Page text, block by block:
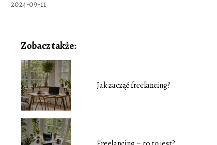
2024-09-11
Zobacz także:
Jak zacząć freelancing?